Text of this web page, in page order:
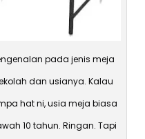
pada jenis meja
dan usianya. Kalau
hat ni, usia meja biasa
10 tahun. Ringan. Tapi